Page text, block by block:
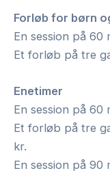
Forløb for børn
En session på 60
Et forløb på tre
Enetimer
En session på
Et forløb på tre
kr.
En session på